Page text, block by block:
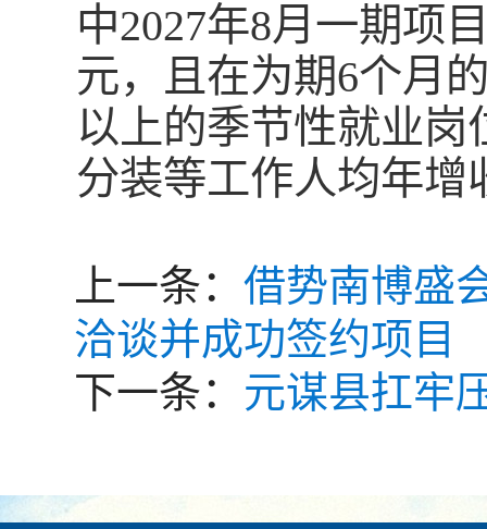
中2027年8月一期项
元，且在为期6个月
以上的季节性就业
分装等工作人均年增
上一条： 借势南博盛
洽谈并成功签约项目
下一条： 元谋县扛牢